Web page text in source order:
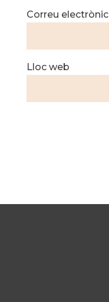
Correu electrònic
Lloc web